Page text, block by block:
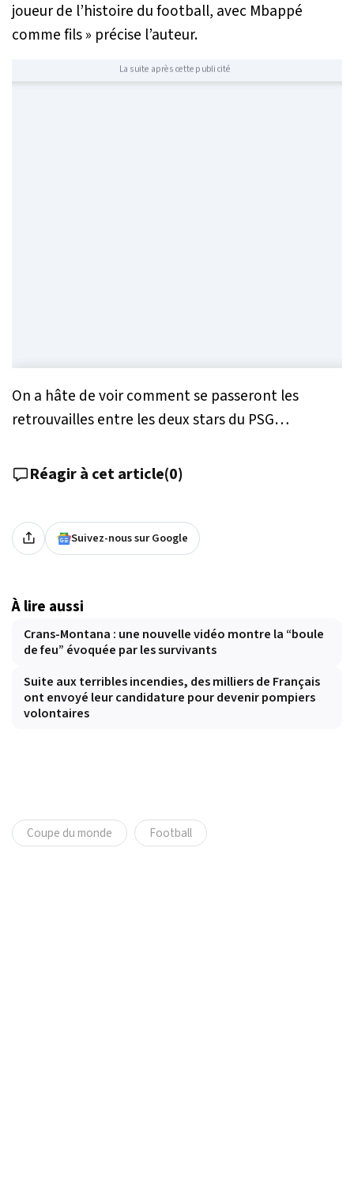
joueur de l’histoire du football, avec Mbappé
comme fils » précise l’auteur.
La suite après cette publicité
On a hâte de voir comment se passeront les
retrouvailles entre les deux stars du PSG…
Réagir à cet article(0)
Suivez-nous sur Google
À lire aussi
Crans-Montana : une nouvelle vidéo montre la “boule
de feu” évoquée par les survivants
Suite aux terribles incendies, des milliers de Français
ont envoyé leur candidature pour devenir pompiers
volontaires
Coupe du monde Football